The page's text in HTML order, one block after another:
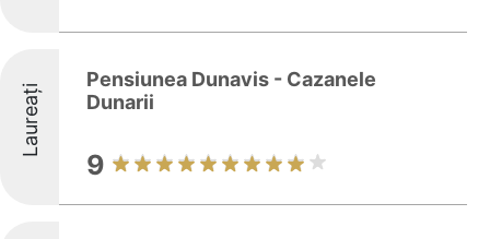
Laureați
Pensiunea Dunavis - Cazanele
Dunarii
9